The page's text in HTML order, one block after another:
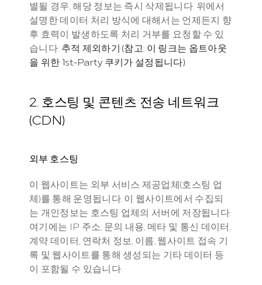
별될 경우, 해당 정보는 즉시 삭제됩니다. 위에서
설명한 데이터 처리 방식에 대해서는 언제든지 향
후 효력이 발생하도록 처리 거부를 요청할 수 있
습니다: 추적 제외하기 (참고: 이 링크는 옵트아웃
을 위한 1st-Party 쿠키가 설정됩니다)
2. 호스팅 및 콘텐츠 전송 네트워크
(CDN)
외부 호스팅
이 웹사이트는 외부 서비스 제공업체(호스팅 업
체)를 통해 운영됩니다. 이 웹사이트에서 수집되
는 개인정보는 호스팅 업체의 서버에 저장됩니다.
여기에는 IP 주소, 문의 내용, 메타 및 통신 데이터,
계약 데이터, 연락처 정보, 이름, 웹사이트 접속 기
록 및 웹사이트를 통해 생성되는 기타 데이터 등
이 포함될 수 있습니다.